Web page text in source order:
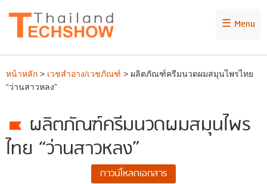
☰ Menu
หน้าหลัก > เวชสำอาง/เวชภัณฑ์ > ผลิตภัณฑ์ครีมนวดผมสมุนไพรไทย
“ว่านสาวหลง”
ผลิตภัณฑ์ครีมนวดผมสมุนไพร
ไทย “ว่านสาวหลง”